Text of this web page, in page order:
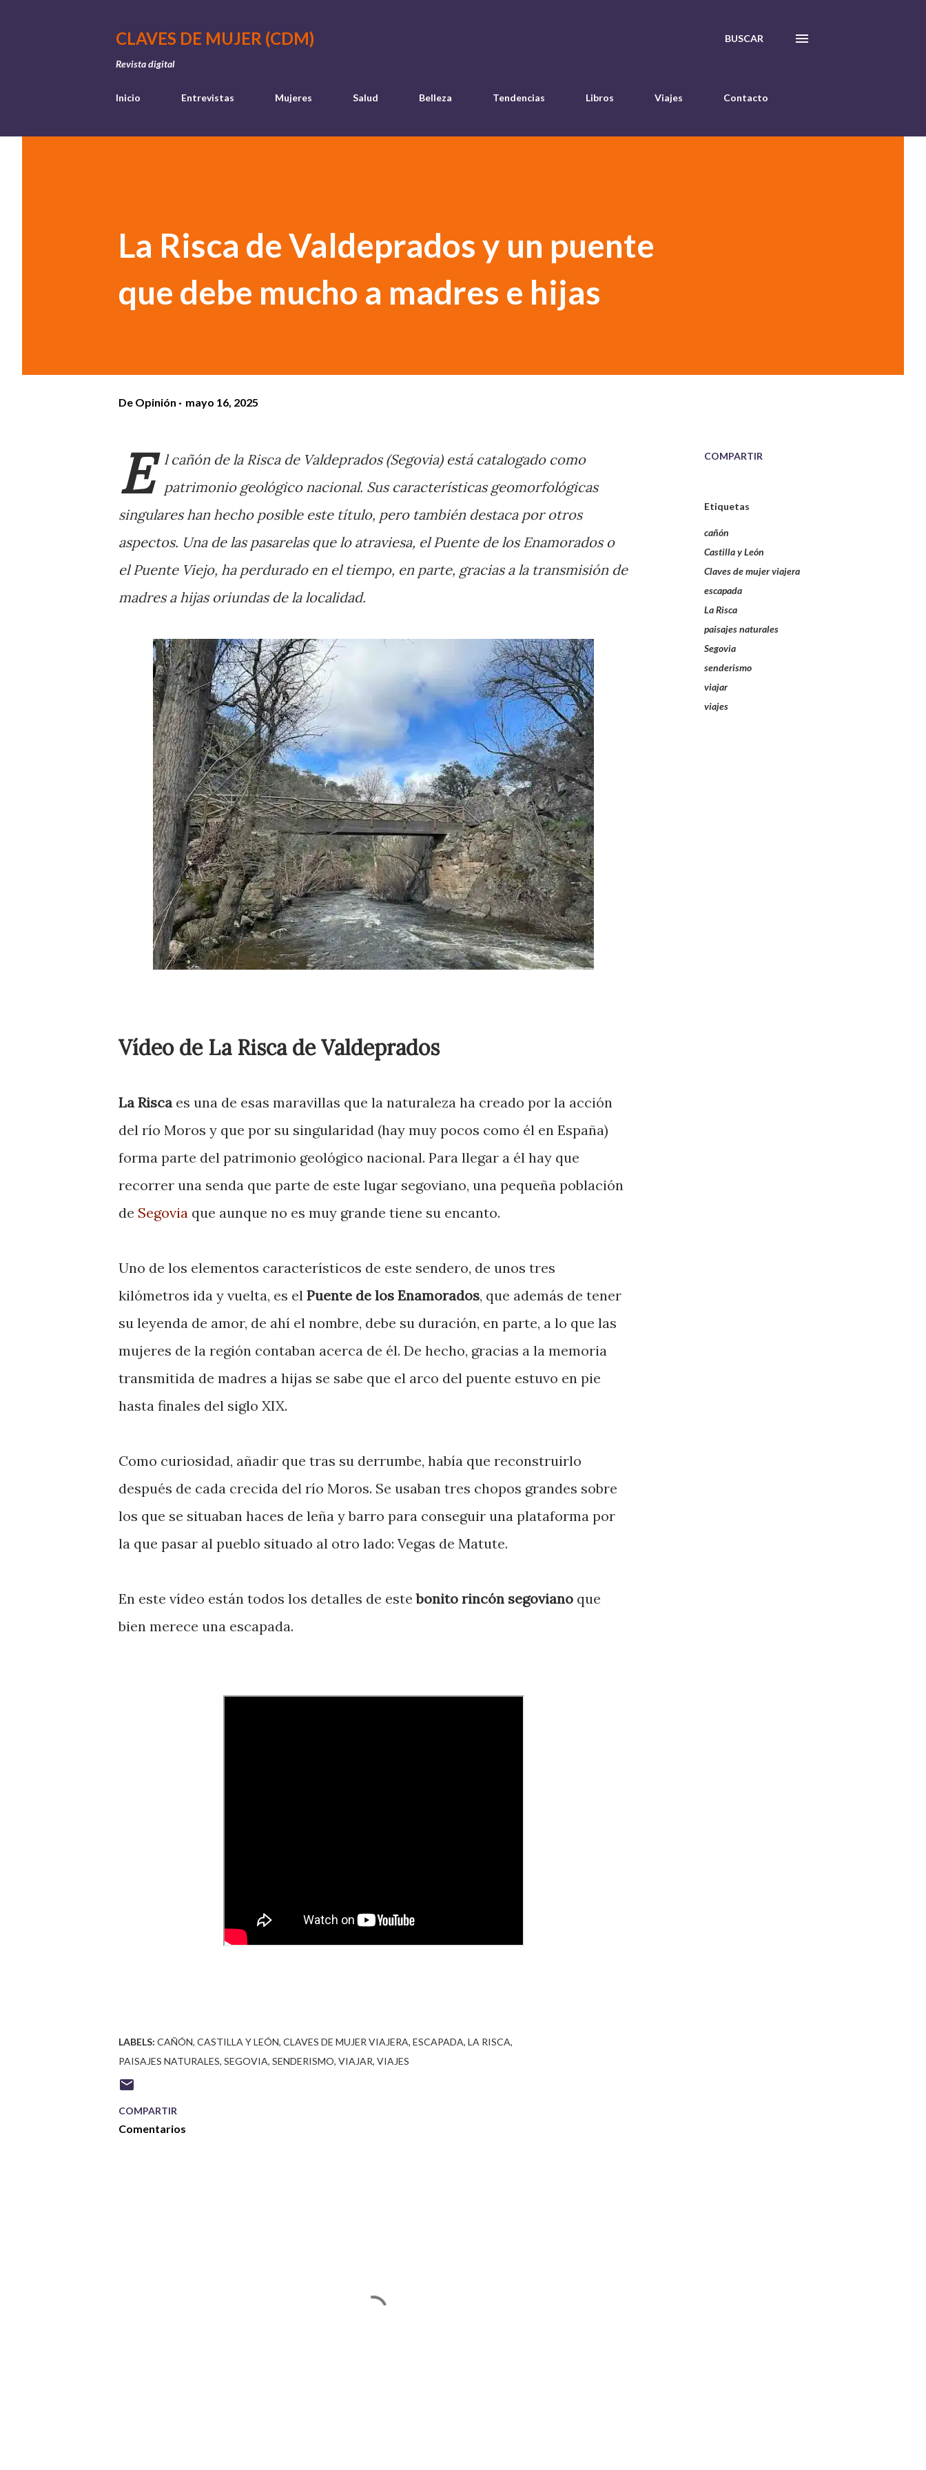
CLAVES DE MUJER (CDM)
Revista digital
BUSCAR
Inicio Entrevistas Mujeres Salud Belleza Tendencias Libros Viajes Contacto
La Risca de Valdeprados y un puente
que debe mucho a madres e hijas
De Opinión mayo 16, 2025
E
l cañón de la Risca de Valdeprados (Segovia) está catalogado como
patrimonio geológico nacional. Sus características geomorfológicas
singulares han hecho posible este título, pero también destaca por otros
aspectos. Una de las pasarelas que lo atraviesa, el Puente de los Enamorados o
el Puente Viejo, ha perdurado en el tiempo, en parte, gracias a la transmisión de
madres a hijas oriundas de la localidad.
Vídeo de La Risca de Valdeprados
La Riscaes una de esas maravillas que la naturaleza ha creado por la acción
del río Moros y que por su singularidad (hay muy pocos como él en España)
forma parte del patrimonio geológico nacional. Para llegar a él hay que
recorrer una senda que parte de este lugar segoviano, una pequeña población
de Segovia que aunque no es muy grande tiene su encanto.
Uno de los elementos característicos de este sendero, de unos tres
kilómetros ida y vuelta, es el Puente de los Enamorados, que además de tener
su leyenda de amor, de ahí el nombre, debe su duración, en parte, a lo que las
mujeres de la región contaban acerca de él. De hecho, gracias a la memoria
transmitida de madres a hijas se sabe que el arco del puente estuvo en pie
hasta finales del siglo XIX.
Como curiosidad, añadir que tras su derrumbe, había que reconstruirlo
después de cada crecida del río Moros. Se usaban tres chopos grandes sobre
los que se situaban haces de leña y barro para conseguir una plataforma por
la que pasar al pueblo situado al otro lado: Vegas de Matute.
En este vídeo están todos los detalles de estebonito rincón segoviano que
bien merece una escapada.
COMPARTIR
Etiquetas
cañón
Castilla y León
Claves de mujer viajera
escapada
La Risca
paisajes naturales
Segovia
senderismo
viajar
viajes
LABELS: CAÑÓN CASTILLA Y LEÓN CLAVES DE MUJER VIAJERA ESCAPADA LA RISCA
PAISAJES NATURALES SEGOVIA SENDERISMO VIAJAR VIAJES
COMPARTIR
Comentarios